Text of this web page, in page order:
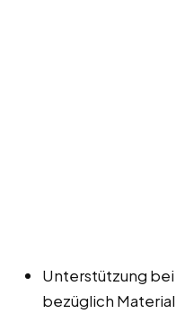
Unterstützung
bezüglich